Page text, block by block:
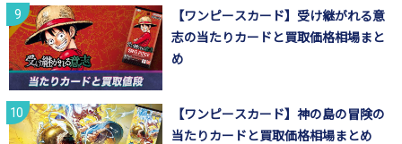
【ワンピースカード】受け継がれる意
志の当たりカードと買取価格相場まと
め
【ワンピースカード】神の島の冒険の
当たりカードと買取価格相場まとめ